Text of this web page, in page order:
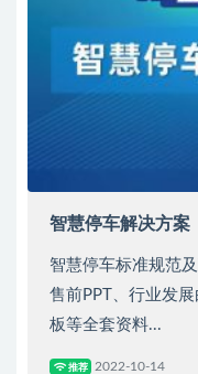
智慧停车解决方案
智慧停车标准规范
售前PPT、行业发
板等全套资料...
推荐 2022-10-14